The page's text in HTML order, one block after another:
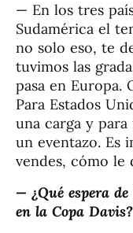
— En los tres
Sudamérica el
no solo eso, te
tuvimos las
pasa en Europa.
Para Estados
una carga y
un eventazo. Es
vendes, cómo le
— ¿Qué espera
en la Copa Davis?